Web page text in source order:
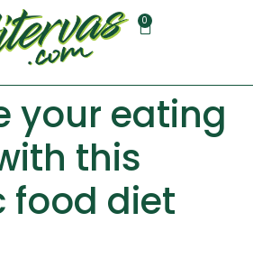
0
your eating
this
food diet